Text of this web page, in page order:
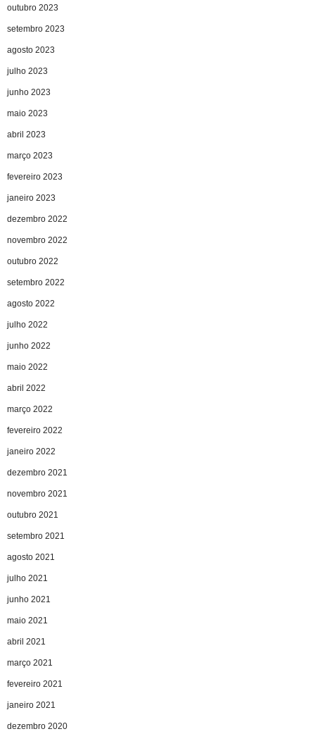
outubro 2023
setembro 2023
agosto 2023
julho 2023
junho 2023
maio 2023
abril 2023
março 2023
fevereiro 2023
janeiro 2023
dezembro 2022
novembro 2022
outubro 2022
setembro 2022
agosto 2022
julho 2022
junho 2022
maio 2022
abril 2022
março 2022
fevereiro 2022
janeiro 2022
dezembro 2021
novembro 2021
outubro 2021
setembro 2021
agosto 2021
julho 2021
junho 2021
maio 2021
abril 2021
março 2021
fevereiro 2021
janeiro 2021
dezembro 2020